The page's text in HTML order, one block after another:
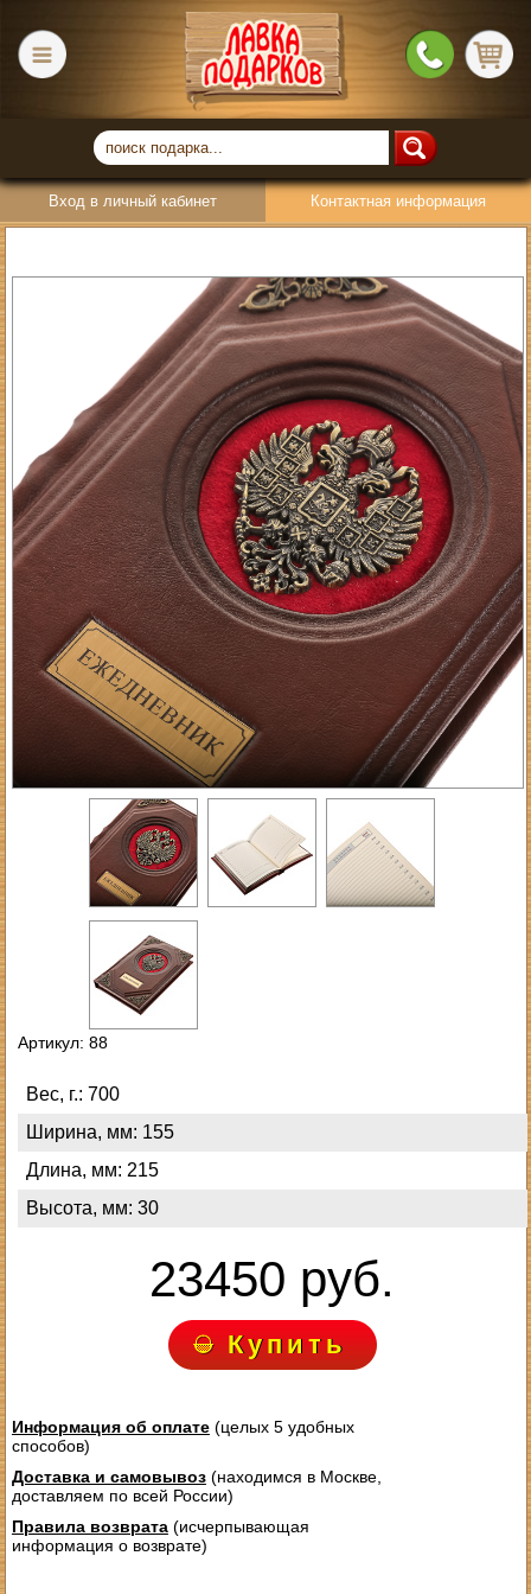
Вход в личный кабинет Контактная информация
Артикул: 88
Вес, г.: 700
Ширина, мм: 155
Длина, мм: 215
Высота, мм: 30
23450 руб.
Купить
Информация об оплате(целых 5 удобных
способов)
Доставка и самовывоз(находимся в Москве,
доставляем по всей России)
Правила возврата(исчерпывающая
информация о возврате)